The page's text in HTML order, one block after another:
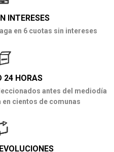
INTERESES
en 6 cuotas sin intereses
24 HORAS
antes del mediodía
cientos de comunas